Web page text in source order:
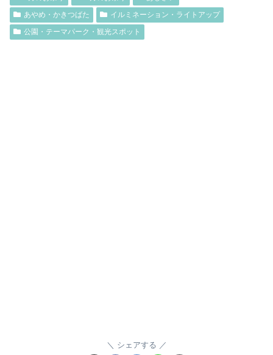
あやめ・かきつばた
イルミネーション・ライトアップ
公園・テーマパーク・観光スポット
シェアする